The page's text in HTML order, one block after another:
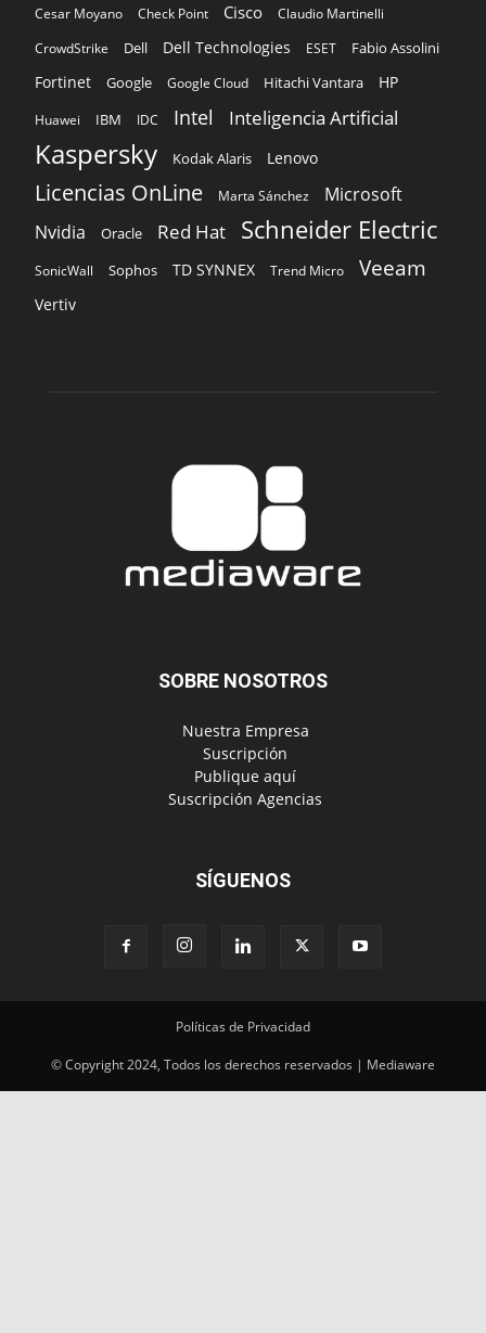
Cesar Moyano
Check Point Cisco
Claudio Martinelli
CrowdStrike
Dell Dell Technologies ESET Fabio Assolini
Fortinet Google Google Cloud Hitachi Vantara HP
Huawei IBM IDC Intel Inteligencia Artificial
Kaspersky Kodak Alaris Lenovo
Licencias OnLine Marta Sánchez
Microsoft
Nvidia
Oracle Red Hat Schneider Electric
SonicWall Sophos TD SYNNEX Trend Micro Veeam
Vertiv
SOBRE NOSOTROS
‎ Nuestra Empresa
‎ Suscripción
‎ Publique aquí
‎ Suscripción Agencias
SÍGUENOS
Políticas de Privacidad
© Copyright 2024, Todos los derechos reservados | Mediaware